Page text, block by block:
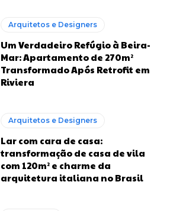
Arquitetos e Designers
Um Verdadeiro Refúgio à Beira-
Mar: Apartamento de 270m²
Transformado Após Retrofit em
Riviera
Arquitetos e Designers
Lar com cara de casa:
transformação de casa de vila
com 120m² e charme da
arquitetura italiana no Brasil